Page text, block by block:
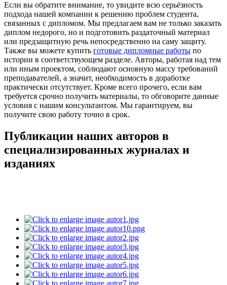
Если вы обратите внимание, то увидите всю серьёзность
подхода нашей компании к решению проблем студента,
связанных с дипломом. Мы предлагаем вам не только заказать
диплом недорого, но и подготовить раздаточный материал
или предзащитную речь непосредственно на саму защиту.
Также вы можете купить готовые дипломные работы по
истории в соответствующем разделе. Авторы, работая над тем
или иным проектом, соблюдают основную массу требований
преподавателей, а значит, необходимость в доработке
практически отсутствует. Кроме всего прочего, если вам
требуется срочно получить материалы, то обговорите данные
условия с нашим консультантом. Мы гарантируем, вы
получите свою работу точно в срок.
Публикации наших авторов в
специализированных журналах и
изданиях